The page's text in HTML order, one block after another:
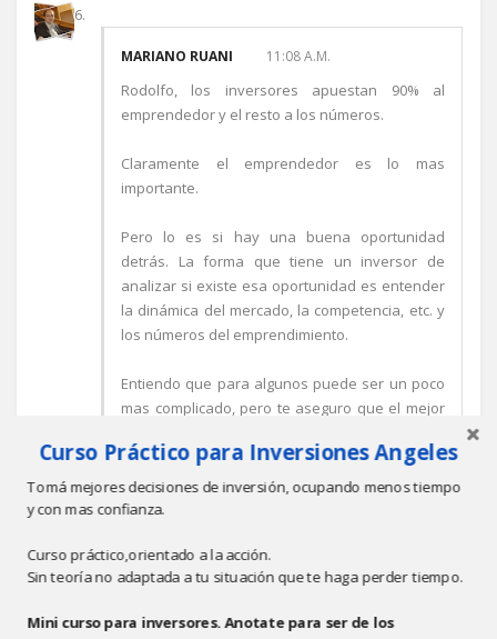
MARIANO RUANI 11:08 A.M.
Rodolfo, los inversores apuestan 90% al
emprendedor y el resto a los números.
Claramente el emprendedor es lo mas
importante.
Pero lo es si hay una buena oportunidad
detrás. La forma que tiene un inversor de
analizar si existe esa oportunidad es entender
la dinámica del mercado, la competencia, etc. y
los números del emprendimiento.
Entiendo que para algunos puede ser un poco
mas complicado, pero te aseguro que el mejor
negocio, de asesorarte, de buscar un socio con
fortalezas en esos aspectos, es antes de
empezar.
Una vez que el negocio está en marcha
entender todo esto será mucho mas costoso.
Dicho esto, concuerdo contigo que el Plan de
Curso Práctico para Inversiones Angeles
Tomá mejores decisiones de inversión, ocupando menos tiempo
y con mas confianza.
Curso práctico,orientado a la acción.
Sin teoría no adaptada a tu situación que te haga perder tiempo.
Mini curso para inversores. Anotate para ser de los